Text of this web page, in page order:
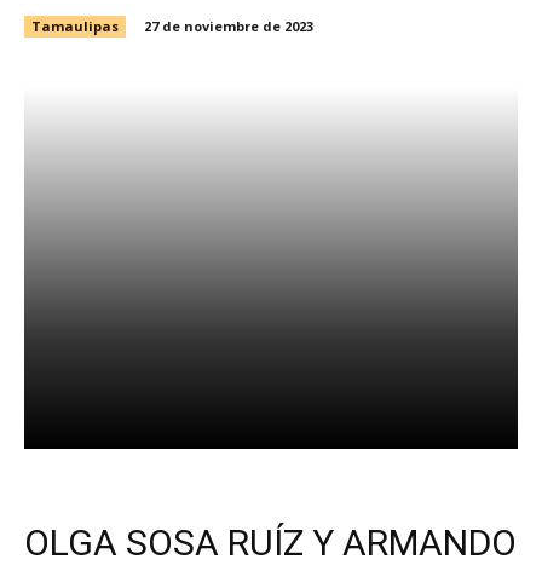
Tamaulipas 27 de noviembre de 2023
OLGA SOSA RUÍZ Y ARMANDO